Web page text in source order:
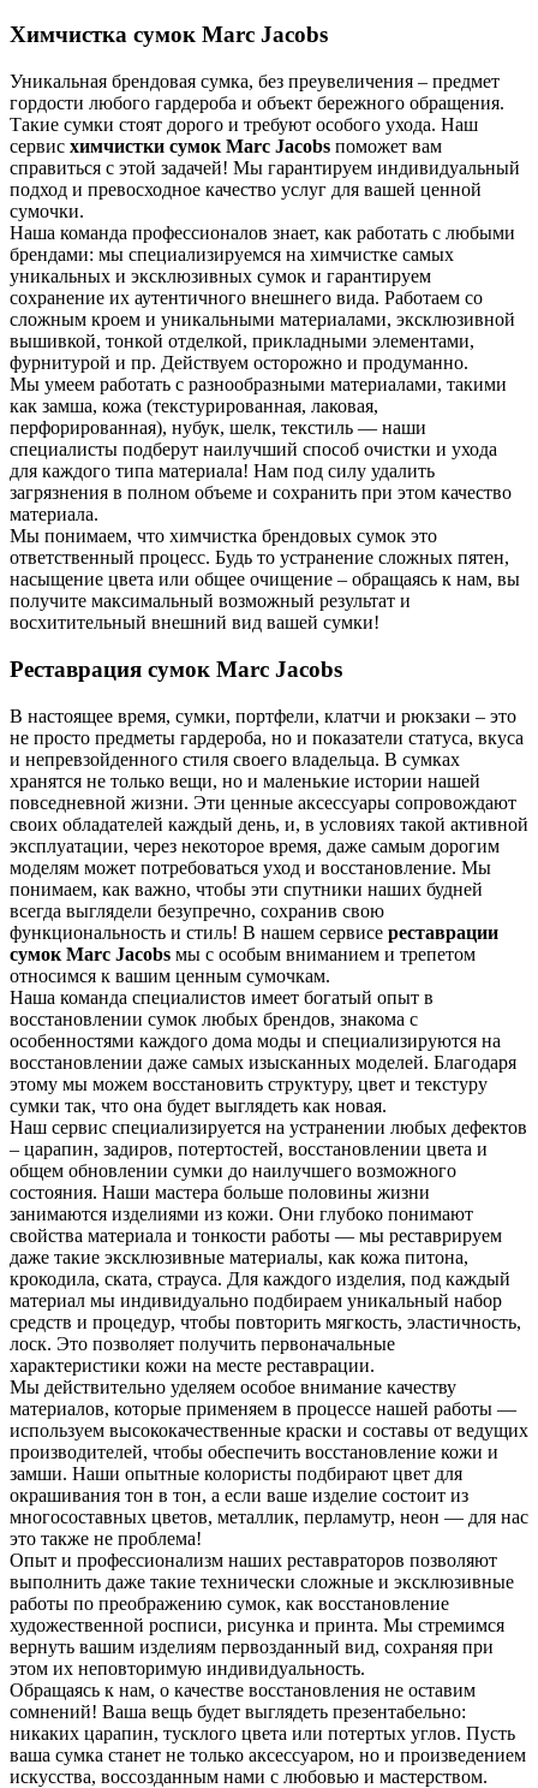
Химчистка сумок Marc Jacobs
Уникальная брендовая сумка, без преувеличения – предмет
гордости любого гардероба и объект бережного обращения.
Такие сумки стоят дорого и требуют особого ухода. Наш
сервис химчистки сумок Marc Jacobs поможет вам
справиться с этой задачей! Мы гарантируем индивидуальный
подход и превосходное качество услуг для вашей ценной
сумочки.
Наша команда профессионалов знает, как работать с любыми
брендами: мы специализируемся на химчистке самых
уникальных и эксклюзивных сумок и гарантируем
сохранение их аутентичного внешнего вида. Работаем со
сложным кроем и уникальными материалами, эксклюзивной
вышивкой, тонкой отделкой, прикладными элементами,
фурнитурой и пр. Действуем осторожно и продуманно.
Мы умеем работать с разнообразными материалами, такими
как замша, кожа (текстурированная, лаковая,
перфорированная), нубук, шелк, текстиль — наши
специалисты подберут наилучший способ очистки и ухода
для каждого типа материала! Нам под силу удалить
загрязнения в полном объеме и сохранить при этом качество
материала.
Мы понимаем, что химчистка брендовых сумок это
ответственный процесс. Будь то устранение сложных пятен,
насыщение цвета или общее очищение – обращаясь к нам, вы
получите максимальный возможный результат и
восхитительный внешний вид вашей сумки!
Реставрация сумок Marc Jacobs
В настоящее время, сумки, портфели, клатчи и рюкзаки – это
не просто предметы гардероба, но и показатели статуса, вкуса
и непревзойденного стиля своего владельца. В сумках
хранятся не только вещи, но и маленькие истории нашей
повседневной жизни. Эти ценные аксессуары сопровождают
своих обладателей каждый день, и, в условиях такой активной
эксплуатации, через некоторое время, даже самым дорогим
моделям может потребоваться уход и восстановление. Мы
понимаем, как важно, чтобы эти спутники наших будней
всегда выглядели безупречно, сохранив свою
функциональность и стиль! В нашем сервисе реставрации
сумок Marc Jacobs мы с особым вниманием и трепетом
относимся к вашим ценным сумочкам.
Наша команда специалистов имеет богатый опыт в
восстановлении сумок любых брендов, знакома с
особенностями каждого дома моды и специализируются на
восстановлении даже самых изысканных моделей. Благодаря
этому мы можем восстановить структуру, цвет и текстуру
сумки так, что она будет выглядеть как новая.
Наш сервис специализируется на устранении любых дефектов
– царапин, задиров, потертостей, восстановлении цвета и
общем обновлении сумки до наилучшего возможного
состояния. Наши мастера больше половины жизни
занимаются изделиями из кожи. Они глубоко понимают
свойства материала и тонкости работы — мы реставрируем
даже такие эксклюзивные материалы, как кожа питона,
крокодила, ската, страуса. Для каждого изделия, под каждый
материал мы индивидуально подбираем уникальный набор
средств и процедур, чтобы повторить мягкость, эластичность,
лоск. Это позволяет получить первоначальные
характеристики кожи на месте реставрации.
Мы действительно уделяем особое внимание качеству
материалов, которые применяем в процессе нашей работы —
используем высококачественные краски и составы от ведущих
производителей, чтобы обеспечить восстановление кожи и
замши. Наши опытные колористы подбирают цвет для
окрашивания тон в тон, а если ваше изделие состоит из
многосоставных цветов, металлик, перламутр, неон — для нас
это также не проблема!
Опыт и профессионализм наших реставраторов позволяют
выполнить даже такие технически сложные и эксклюзивные
работы по преображению сумок, как восстановление
художественной росписи, рисунка и принта. Мы стремимся
вернуть вашим изделиям первозданный вид, сохраняя при
этом их неповторимую индивидуальность.
Обращаясь к нам, о качестве восстановления не оставим
сомнений! Ваша вещь будет выглядеть презентабельно:
никаких царапин, тусклого цвета или потертых углов. Пусть
ваша сумка станет не только аксессуаром, но и произведением
искусства, воссозданным нами с любовью и мастерством.